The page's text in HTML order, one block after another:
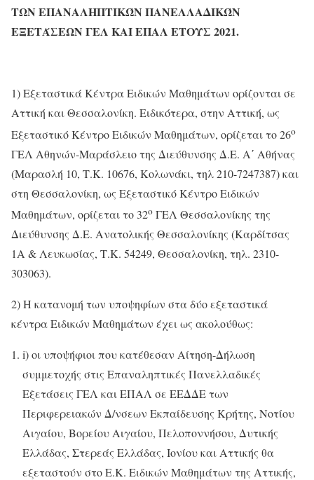
ΤΩΝ ΕΠΑΝΑΛΗΠΤΙΚΏΝ ΠΑΝΕΛΛΑΔΙΚΏΝ
ΕΞΕΤΆΣΕΩΝ ΓΕΛ ΚΑΙ ΕΠΑΛ ΕΤΟΥΣ 2021.
1) Εξεταστικά Κέντρα Ειδικών Μαθημάτων ορίζονται σε
Αττική και Θεσσαλονίκη. Ειδικότερα, στην Αττική, ως
Εξεταστικό Κέντρο Ειδικών Μαθημάτων, ορίζεται το 26ο
ΓΕΛ Αθηνών-Μαράσλειο της Διεύθυνσης Δ.Ε. Α΄ Αθήνας
(Μαρασλή 10, Τ.Κ. 10676, Κολωνάκι, τηλ 210-7247387) και
στη Θεσσαλονίκη, ως Εξεταστικό Κέντρο Ειδικών
Μαθημάτων, ορίζεται το 32ο ΓΕΛ Θεσσαλονίκης της
Διεύθυνσης Δ.Ε. Ανατολικής Θεσσαλονίκης (Καρδίτσας
1Α & Λευκωσίας, Τ.Κ. 54249, Θεσσαλονίκη, τηλ. 2310-
303063).
2) Η κατανομή των υποψηφίων στα δύο εξεταστικά
κέντρα Ειδικών Μαθημάτων έχει ως ακολούθως:
i) οι υποψήφιοι που κατέθεσαν Αίτηση-Δήλωση
συμμετοχής στις Επαναληπτικές Πανελλαδικές
Εξετάσεις ΓΕΛ και ΕΠΑΛ σε ΕΕΔΔΕ των
Περιφερειακών Δ/νσεων Εκπαίδευσης Κρήτης, Νοτίου
Αιγαίου, Βορείου Αιγαίου, Πελοποννήσου, Δυτικής
Ελλάδας, Στερεάς Ελλάδας, Ιονίου και Αττικής θα
εξεταστούν στο Ε.Κ. Ειδικών Μαθημάτων της Αττικής,